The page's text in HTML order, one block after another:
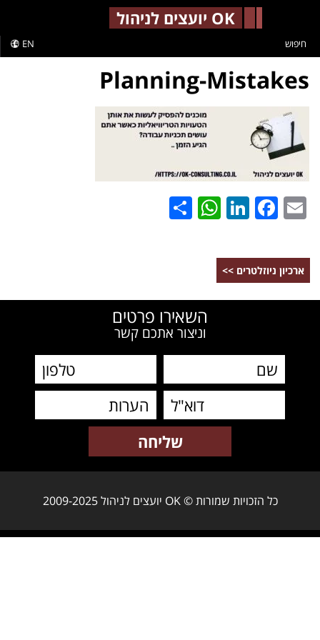
OK יועצים לניהול
EN חיפוש
Planning-Mistakes
Email
Facebook
LinkedIn
WhatsApp
ארכיון ניוזלטרים >>
השאירו פרטים
וניצור אתכם קשר
כל הזכויות שמורות © OK יועצים לניהול 2009-2025